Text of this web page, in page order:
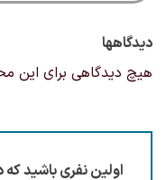
دیدگاهها
هیچ دیدگاهی برای این
اولین نفری باشید